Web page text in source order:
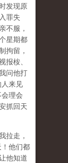
发现原
罪失
不服，
星期都
拘留，
报桉、
问他打
人来见
理会
抓回天
拉走，
他们都
他知道